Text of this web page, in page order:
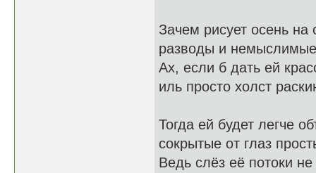
Зачем рисует осень на
разводы и
Ах, если б дать ей
иль просто холст
Тогда ей будет легче
сокрытые от глаз
Ведь слёз её потоки